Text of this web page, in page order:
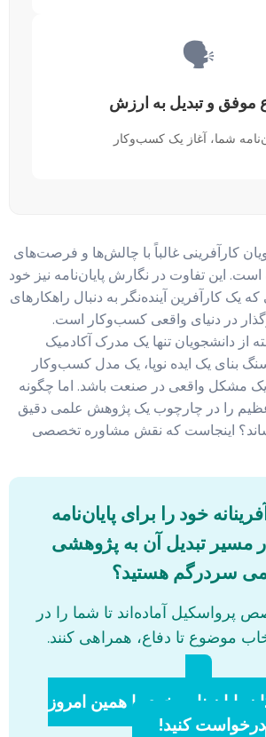
🗣️
موفق و تبدیل به ارزش
شما، آغاز یک کسب‌وکار
کارآفرینی غالباً با چالش‌ها و فرصت‌های
این تفاوت در نگارش پایان‌نامه نیز خود
یک کارآفرین آینده‌نگر به دنبال راهکارهای
در دنیای واقعی کسب‌وکار است.
از دانشجویان تنها یک مدرک آکادمیک
بنای یک ایده نوپا، یک مدل کسب‌وکار
یک مشکل واقعی در صنعت باشد. اما چگونه
عظیم را در چارچوب یک پژوهش علمی دقیق
اینجاست که نقش مشاوره تخصصی
خود را برای پایان‌نامه
در مسیر تبدیل آن به پژوهشی
سردرگم هستید؟
پرواسکیل آماده‌اند تا شما را در
موضوع تا دفاع، همراهی کنند.
پایان نامه خود را همین امروز
درخواست کنید!